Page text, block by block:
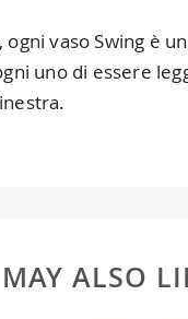
vaso Swing è
uno di essere
ALSO